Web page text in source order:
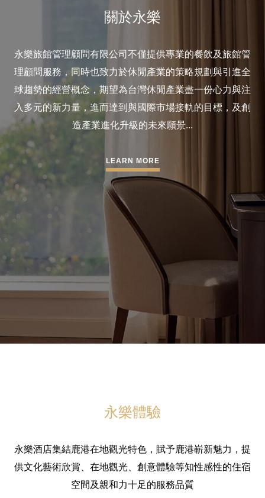
關於永樂
永樂旅館管理顧問有限公司不僅提供專業的餐飲及旅館管
理顧問服務，同時也致力於休閒產業的策略規劃與引進全
球趨勢的經營概念，期望為台灣休閒產業盡一份心力與注
入多元的新力量，進而達到與國際市場接軌的目標，及創
造產業進化升級的未來願景...
LEARN MORE
永樂體驗
永樂酒店集結鹿港在地觀光特色，賦予鹿港嶄新魅力，提
供文化藝術欣賞、在地觀光、創意體驗等知性感性的住宿
空間及親和力十足的服務品質